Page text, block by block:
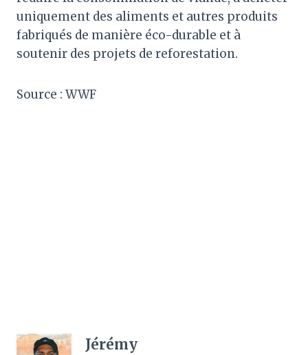
uniquement des aliments et autres produits
fabriqués de manière éco-durable et à
soutenir des projets de reforestation.
Source : WWF
Jérémy